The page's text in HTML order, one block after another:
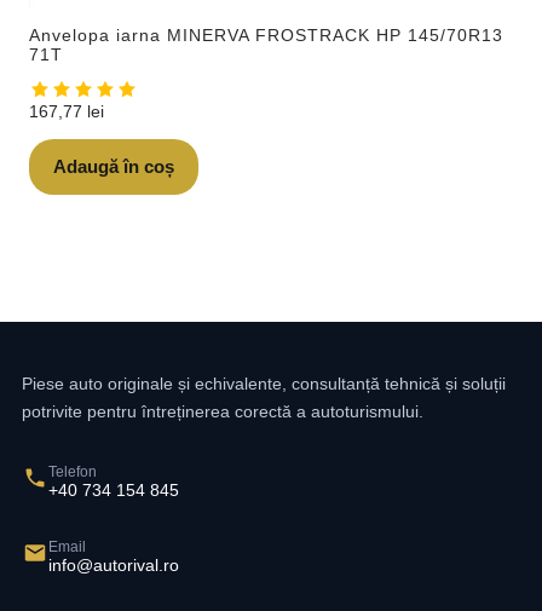
Anvelopa iarna MINERVA FROSTRACK HP 145/70R13
71T
167,77 lei
Adaugă în coș
Piese auto originale și echivalente, consultanță tehnică și soluții
potrivite pentru întreținerea corectă a autoturismului.
Telefon
+40 734 154 845
Email
info@autorival.ro